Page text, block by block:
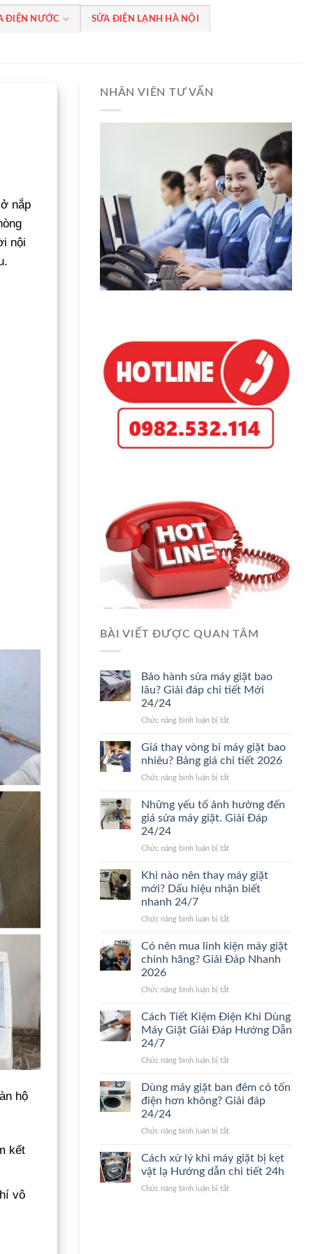
ĐIỆN NƯỚC SỬA ĐIỆN LẠNH HÀ NỘI
nắp
nội
hộ
kết
vô
NHÂN VIÊN TƯ VẤN
BÀI VIẾT ĐƯỢC QUAN TÂM
Bảo hành sửa máy giặt bao
lâu? Giải đáp chi tiết Mới
24/24
Chức năng bình luận bị tắtở
hành
sửa
giặt
lâu?
Giải
tiết
24/24
Giá thay vòng bi máy giặt bao
nhiêu? Bảng giá chi tiết 2026
Chức năng bình luận bị tắtở
thay
vòng
giặt
nhiêu?
Bảng
giá
tiết
Những yếu tố ảnh hưởng đến
giá sửa máy giặt. Giải Đáp
24/24
Chức năng bình luận bị tắtở
yếu
tố
ảnh
đến
sửa
máy
giặt.
Đáp
Khi nào nên thay máy giặt
mới? Dấu hiệu nhận biết
nhanh 24/7
Chức năng bình luận bị tắtở
nào
nên
thay
giặt
Dấu
hiệu
nhanh
Có nên mua linh kiện máy giặt
chính hãng? Giải Đáp Nhanh
2026
Chức năng bình luận bị tắtở
nên
mua
máy
chính
hãng?
Nhanh
Cách Tiết Kiệm Điện Khi Dùng
Máy Giặt Giải Đáp Hướng Dẫn
24/7
Chức năng bình luận bị tắtở
Tiết
Kiệm
Dùng
Giặt
Giải
Hướng
Dùng máy giặt ban đêm có tốn
điện hơn không? Giải đáp
24/24
Chức năng bình luận bị tắtở
máy
giặt
đêm
Cách xử lý khi máy giặt bị kẹt
vật lạ Hướng dẫn chi tiết 24h
Chức năng bình luận bị tắtở